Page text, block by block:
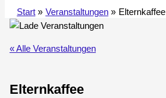
Start Veranstaltungen Elternkaffee
« Alle Veranstaltungen
Elternkaffee